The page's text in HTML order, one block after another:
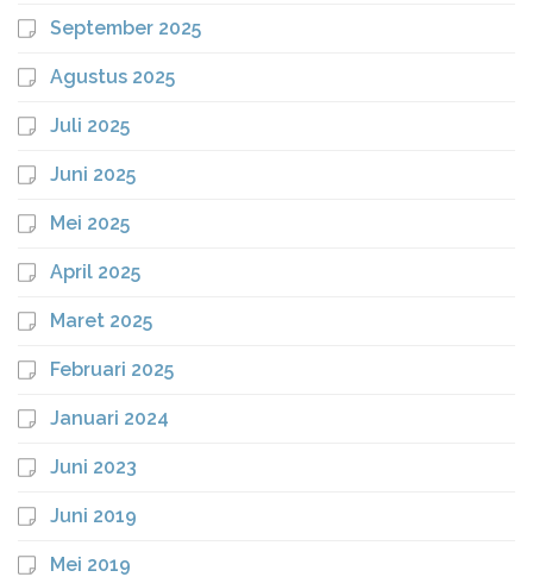
September 2025
Agustus 2025
Juli 2025
Juni 2025
Mei 2025
April 2025
Maret 2025
Februari 2025
Januari 2024
Juni 2023
Juni 2019
Mei 2019